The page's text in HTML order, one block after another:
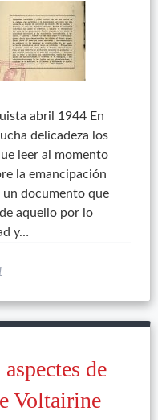
abril 1944 En
delicadeza los
leer al momento
la emancipación
un documento que
aquello por lo
y…
de
Voltairine